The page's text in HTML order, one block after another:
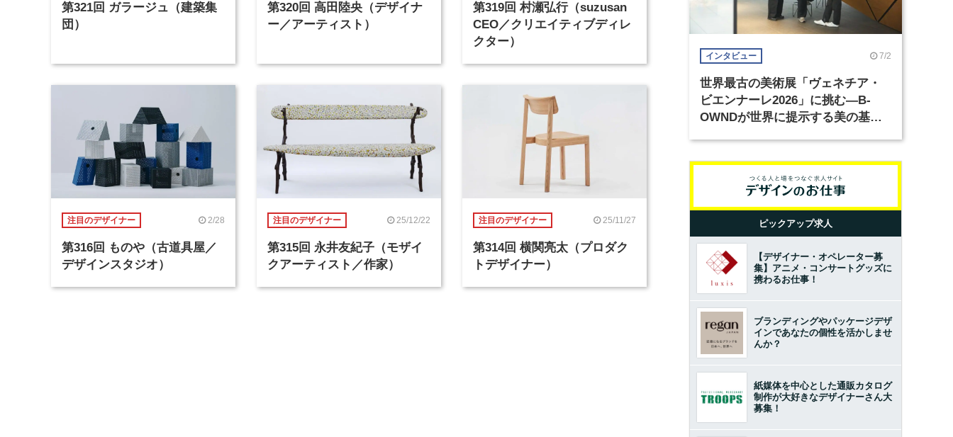
第321回 ガラージュ（建築集
団）
第320回 高田陸央（デザイナ
ー／アーティスト）
第319回 村瀬弘行（suzusan
CEO／クリエイティブディレ
クター）
注目のデザイナー 2/28
第316回 ものや（古道具屋／
デザインスタジオ）
注目のデザイナー 25/12/22
第315回 永井友紀子（モザイ
クアーティスト／作家）
注目のデザイナー 25/11/27
第314回 横関亮太（プロダク
トデザイナー）
インタビュー 7/2
世界最古の美術展「ヴェネチア・
ビエンナーレ2026」に挑む―B-
OWNDが世界に提示する美の基準
ピックアップ求人
【デザイナー・オペレーター募
集】アニメ・コンサートグッズに
携わるお仕事！
ブランディングやパッケージデザ
インであなたの個性を活かしませ
んか？
紙媒体を中心とした通販カタログ
制作が大好きなデザイナーさん大
募集！